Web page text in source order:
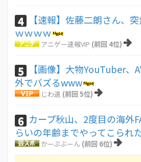
4
【速報】佐藤二朗さん、
ｗｗｗｗ
アニゲー速報VIP (前回 4位)
5
【画像】大物YouTuber、
外でバズるwww
じわ速 (前回 5位)
6 カープ秋山、2度目の海外
らいの年齢までやってこられ
かーぷぶーん (前回 6位)